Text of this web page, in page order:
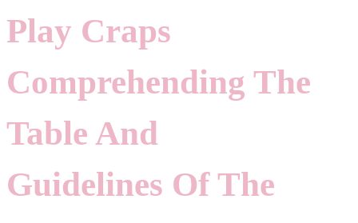
Play Craps
Comprehending The
Table And
Guidelines Of The